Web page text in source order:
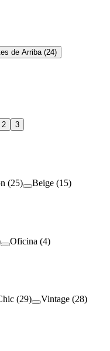
de Arriba (24)
2
3
(25) Beige (15)
Oficina (4)
(29) Vintage (28)